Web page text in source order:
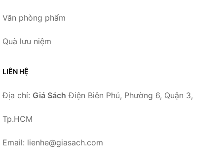
Văn phòng phẩm
Quà lưu niệm
LIÊN HỆ
Địa chỉ: Giá Sách Điện Biên Phủ, Phường 6, Quận 3,
Tp.HCM
Email: lienhe@giasach.com